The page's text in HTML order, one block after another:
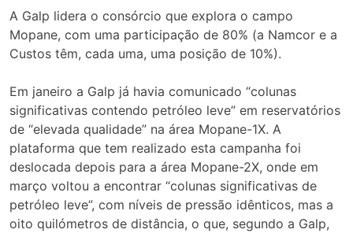
A Galp lidera o consórcio que explora o campo
Mopane, com uma participação de 80% (a Namcor e a
Custos têm, cada uma, uma posição de 10%).
Em janeiro a Galp já havia comunicado “colunas
significativas contendo petróleo leve” em reservatórios
de “elevada qualidade” na área Mopane-1X. A
plataforma que tem realizado esta campanha foi
deslocada depois para a área Mopane-2X, onde em
março voltou a encontrar “colunas significativas de
petróleo leve”, com níveis de pressão idênticos, mas a
oito quilómetros de distância, o que, segundo a Galp,